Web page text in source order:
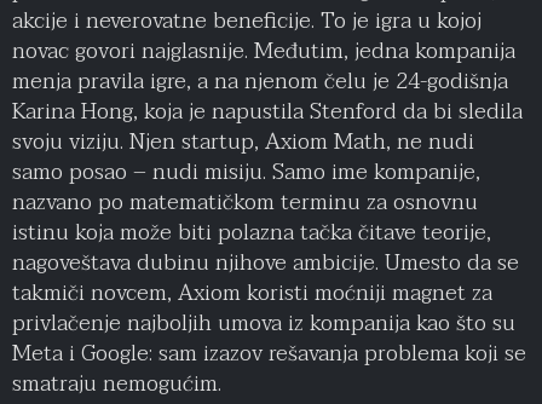
akcije i neverovatne beneficije. To je igra u kojoj
novac govori najglasnije. Međutim, jedna kompanija
menja pravila igre, a na njenom čelu je 24-godišnja
Karina Hong, koja je napustila Stenford da bi sledila
svoju viziju. Njen startup, Axiom Math, ne nudi
samo posao – nudi misiju. Samo ime kompanije,
nazvano po matematičkom terminu za osnovnu
istinu koja može biti polazna tačka čitave teorije,
nagoveštava dubinu njihove ambicije. Umesto da se
takmiči novcem, Axiom koristi moćniji magnet za
privlačenje najboljih umova iz kompanija kao što su
Meta i Google: sam izazov rešavanja problema koji se
smatraju nemogućim.